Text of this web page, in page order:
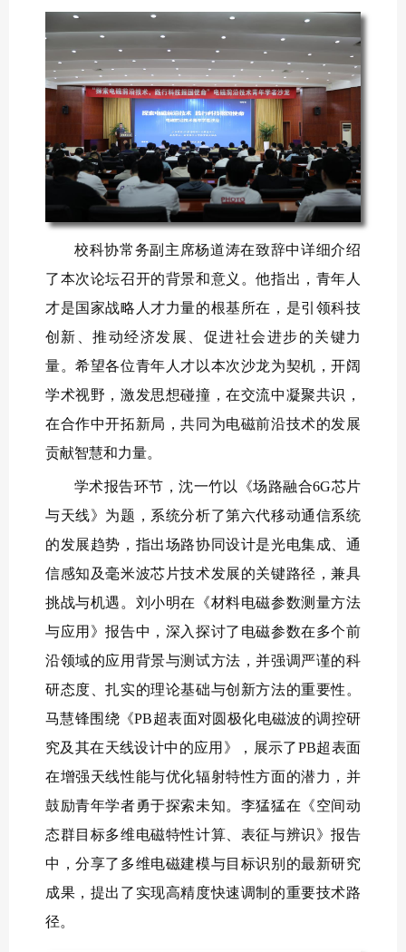
校科协常务副主席杨道涛在致辞中详细介绍
了本次论坛召开的背景和意义。他指出，青年人
才是国家战略人才力量的根基所在，是引领科技
创新、推动经济发展、促进社会进步的关键力
量。希望各位青年人才以本次沙龙为契机，开阔
学术视野，激发思想碰撞，在交流中凝聚共识，
在合作中开拓新局，共同为电磁前沿技术的发展
贡献智慧和力量。
学术报告环节，沈一竹以《场路融合6G芯片
与天线》为题，系统分析了第六代移动通信系统
的发展趋势，指出场路协同设计是光电集成、通
信感知及毫米波芯片技术发展的关键路径，兼具
挑战与机遇。刘小明在《材料电磁参数测量方法
与应用》报告中，深入探讨了电磁参数在多个前
沿领域的应用背景与测试方法，并强调严谨的科
研态度、扎实的理论基础与创新方法的重要性。
马慧锋围绕《PB超表面对圆极化电磁波的调控研
究及其在天线设计中的应用》，展示了PB超表面
在增强天线性能与优化辐射特性方面的潜力，并
鼓励青年学者勇于探索未知。李猛猛在《空间动
态群目标多维电磁特性计算、表征与辨识》报告
中，分享了多维电磁建模与目标识别的最新研究
成果，提出了实现高精度快速调制的重要技术路
径。